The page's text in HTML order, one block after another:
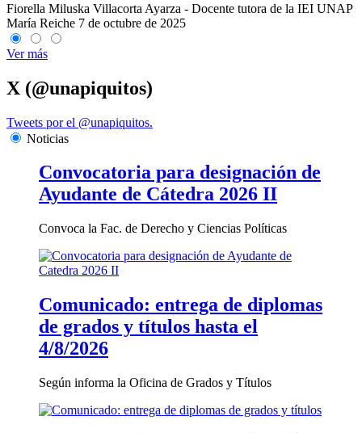
Fiorella Miluska Villacorta Ayarza - Docente tutora de la IEI UNAP
María Reiche 7 de octubre de 2025
Ver más
X (@unapiquitos)
Tweets por el @unapiquitos.
Noticias
Convocatoria para designación de
Ayudante de Cátedra 2026 II
Convoca la Fac. de Derecho y Ciencias Políticas
Comunicado: entrega de diplomas
de grados y títulos hasta el
4/8/2026
Según informa la Oficina de Grados y Títulos